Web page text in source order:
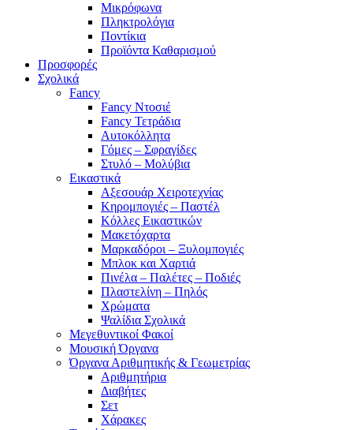
Μικρόφωνα
Πληκτρολόγια
Ποντίκια
Προϊόντα Καθαρισμού
Προσφορές
Σχολικά
Fancy
Fancy Ντοσιέ
Fancy Τετράδια
Αυτοκόλλητα
Γόμες – Σφραγίδες
Στυλό – Μολύβια
Εικαστικά
Αξεσουάρ Χειροτεχνίας
Κηρομπογιές – Παστέλ
Κόλλες Εικαστικών
Μακετόχαρτα
Μαρκαδόροι – Ξυλομπογιές
Μπλοκ και Χαρτιά
Πινέλα – Παλέτες – Ποδιές
Πλαστελίνη – Πηλός
Χρώματα
Ψαλίδια Σχολικά
Μεγεθυντικοί Φακοί
Μουσική Όργανα
Όργανα Αριθμητικής & Γεωμετρίας
Αριθμητήρια
Διαβήτες
Σετ
Χάρακες